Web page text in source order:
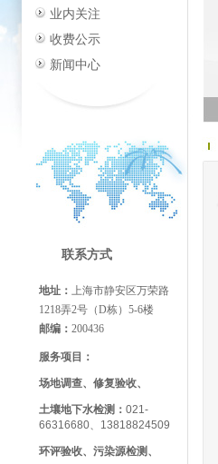
业内关注
收费公示
新闻中心
联系方式
地址： 上海市静安区万荣路
1218弄2号（D栋）5-6楼
邮编： 200436
服务项目：
场地调查、修复验收、
土壤地下水检测： 021-
66316680、13818824509
环评验收、污染源检测、